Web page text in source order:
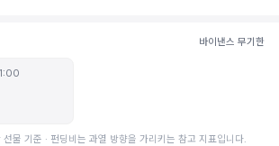
바이낸스 무기한
물 기준 · 펀딩비는 과열 방향을 가리키는 참고 지표입니다.